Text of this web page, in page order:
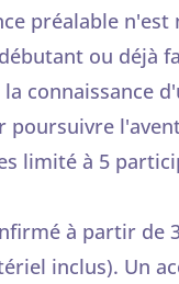
préalable n'est
ou déjà
connaissance
poursuivre
limité à 5
à partir de
inclus). Un